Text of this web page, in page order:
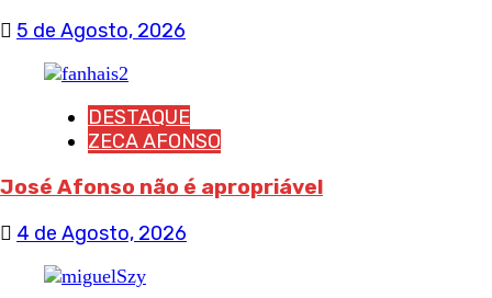
5 de Agosto, 2026
DESTAQUE
ZECA AFONSO
José Afonso não é apropriável
4 de Agosto, 2026